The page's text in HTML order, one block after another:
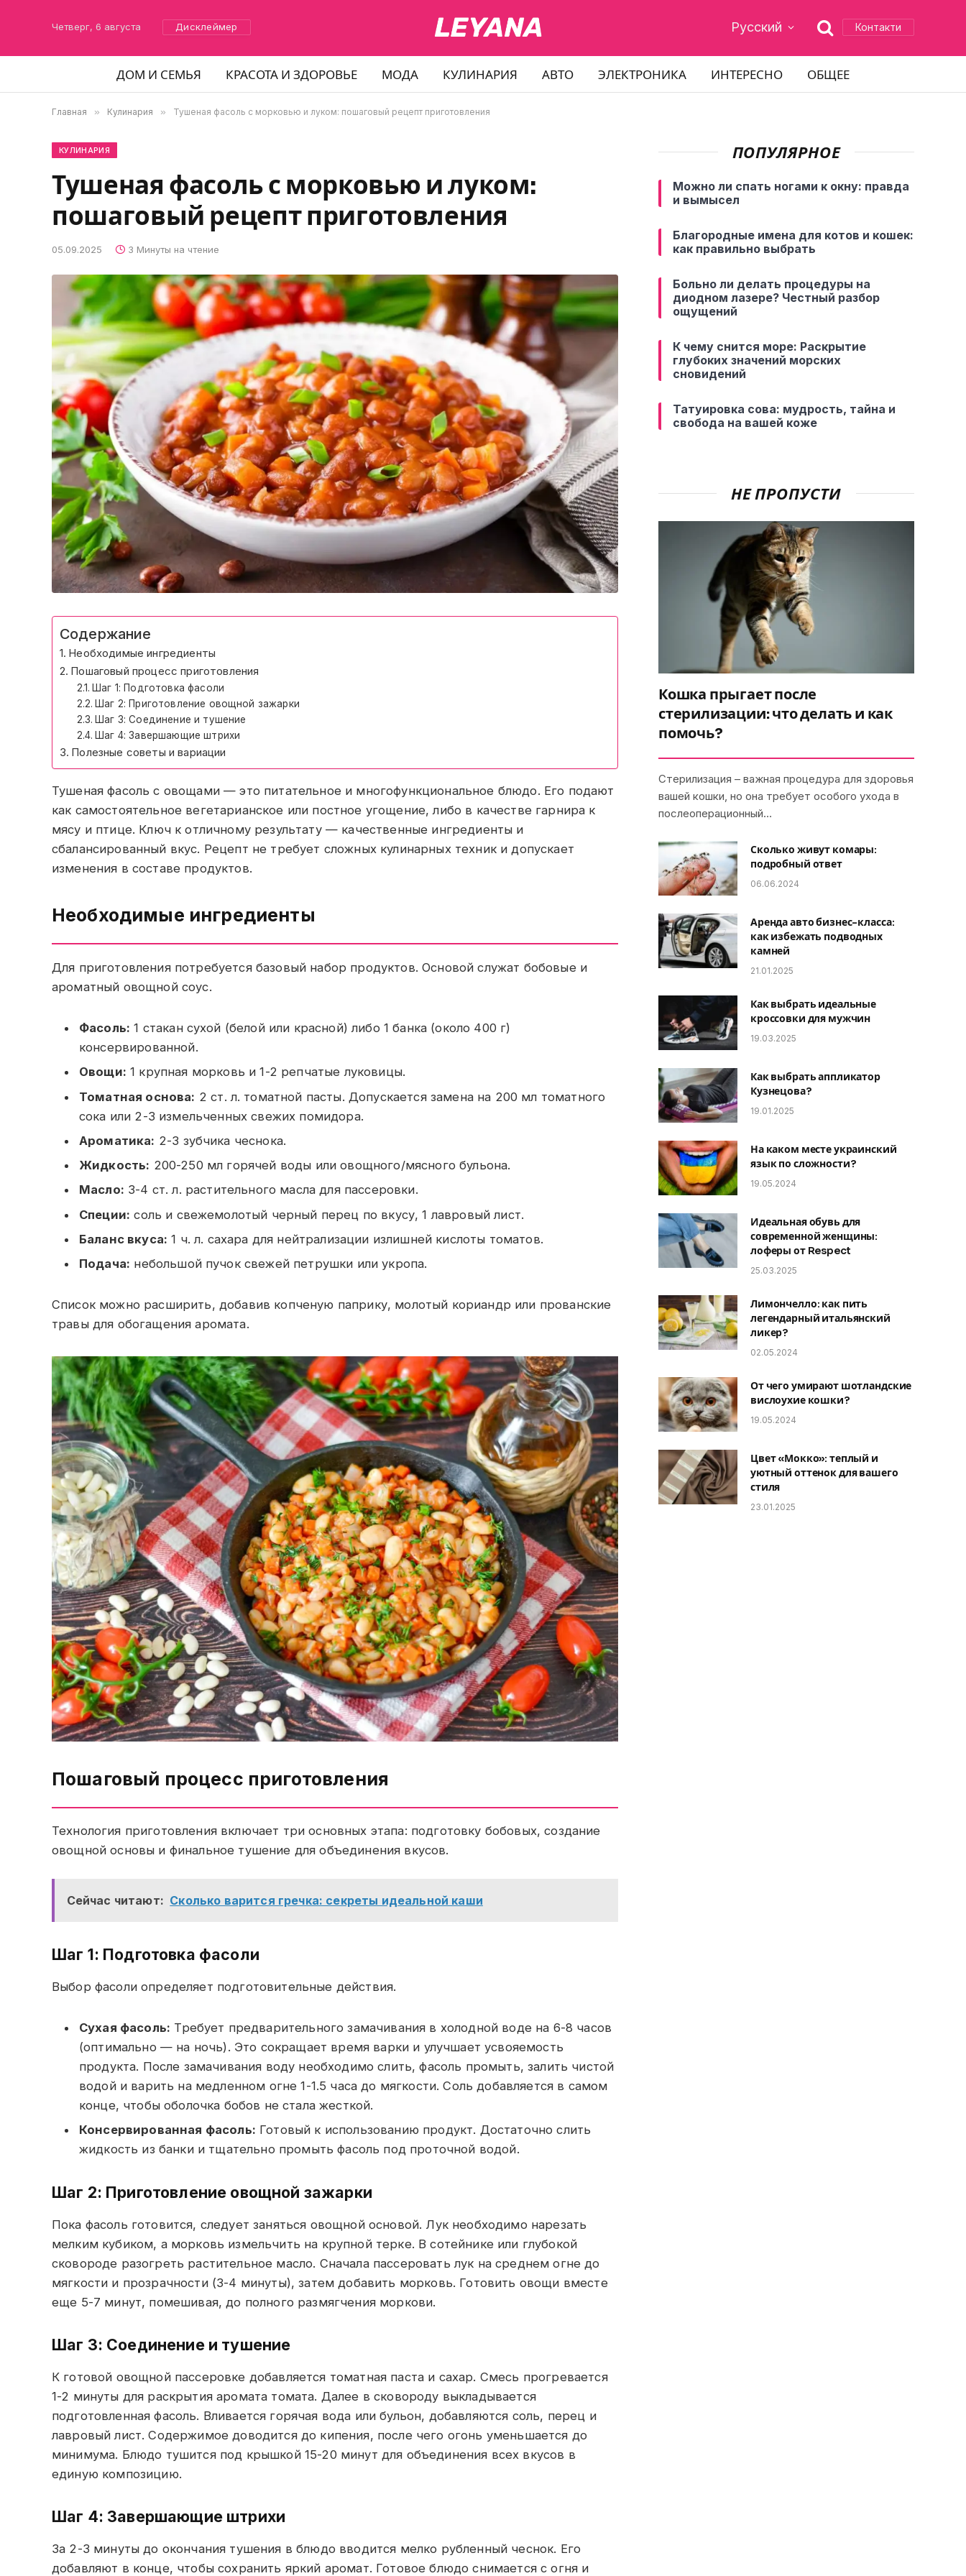
Четверг, 6 августа Дисклеймер Русский Контакти
ДОМ И СЕМЬЯ КРАСОТА И ЗДОРОВЬЕ МОДА КУЛИНАРИЯ АВТО ЭЛЕКТРОНИКА ИНТЕРЕСНО ОБЩЕЕ
Главная » Кулинария » Тушеная фасоль с морковью и луком: пошаговый рецепт приготовления
КУЛИНАРИЯ
Тушеная фасоль с морковью и луком:
пошаговый рецепт приготовления
05.09.2025 3 Минуты на чтение
Содержание
Необходимые ингредиенты
Пошаговый процесс приготовления
Шаг 1: Подготовка фасоли
Шаг 2: Приготовление овощной зажарки
Шаг 3: Соединение и тушение
Шаг 4: Завершающие штрихи
Полезные советы и вариации
Тушеная фасоль с овощами — это питательное и многофункциональное блюдо. Его подают
как самостоятельное вегетарианское или постное угощение, либо в качестве гарнира к
мясу и птице. Ключ к отличному результату — качественные ингредиенты и
сбалансированный вкус. Рецепт не требует сложных кулинарных техник и допускает
изменения в составе продуктов.
Необходимые ингредиенты
Для приготовления потребуется базовый набор продуктов. Основой служат бобовые и
ароматный овощной соус.
Фасоль: 1 стакан сухой (белой или красной) либо 1 банка (около 400 г)
консервированной.
Овощи: 1 крупная морковь и 1-2 репчатые луковицы.
Томатная основа: 2 ст. л. томатной пасты. Допускается замена на 200 мл томатного
сока или 2-3 измельченных свежих помидора.
Ароматика: 2-3 зубчика чеснока.
Жидкость: 200-250 мл горячей воды или овощного/мясного бульона.
Масло: 3-4 ст. л. растительного масла для пассеровки.
Специи: соль и свежемолотый черный перец по вкусу, 1 лавровый лист.
Баланс вкуса: 1 ч. л. сахара для нейтрализации излишней кислоты томатов.
Подача: небольшой пучок свежей петрушки или укропа.
Список можно расширить, добавив копченую паприку, молотый кориандр или прованские
травы для обогащения аромата.
Пошаговый процесс приготовления
Технология приготовления включает три основных этапа: подготовку бобовых, создание
овощной основы и финальное тушение для объединения вкусов.
Сейчас читают: Сколько варится гречка: секреты идеальной каши
Шаг 1: Подготовка фасоли
Выбор фасоли определяет подготовительные действия.
Сухая фасоль: Требует предварительного замачивания в холодной воде на 6-8 часов
(оптимально — на ночь). Это сокращает время варки и улучшает усвояемость
продукта. После замачивания воду необходимо слить, фасоль промыть, залить чистой
водой и варить на медленном огне 1-1.5 часа до мягкости. Соль добавляется в самом
конце, чтобы оболочка бобов не стала жесткой.
Консервированная фасоль: Готовый к использованию продукт. Достаточно слить
жидкость из банки и тщательно промыть фасоль под проточной водой.
Шаг 2: Приготовление овощной зажарки
Пока фасоль готовится, следует заняться овощной основой. Лук необходимо нарезать
мелким кубиком, а морковь измельчить на крупной терке. В сотейнике или глубокой
сковороде разогреть растительное масло. Сначала пассеровать лук на среднем огне до
мягкости и прозрачности (3-4 минуты), затем добавить морковь. Готовить овощи вместе
еще 5-7 минут, помешивая, до полного размягчения моркови.
Шаг 3: Соединение и тушение
К готовой овощной пассеровке добавляется томатная паста и сахар. Смесь прогревается
1-2 минуты для раскрытия аромата томата. Далее в сковороду выкладывается
подготовленная фасоль. Вливается горячая вода или бульон, добавляются соль, перец и
лавровый лист. Содержимое доводится до кипения, после чего огонь уменьшается до
минимума. Блюдо тушится под крышкой 15-20 минут для объединения всех вкусов в
единую композицию.
Шаг 4: Завершающие штрихи
За 2-3 минуты до окончания тушения в блюдо вводится мелко рубленный чеснок. Его
добавляют в конце, чтобы сохранить яркий аромат. Готовое блюдо снимается с огня и
ПОПУЛЯРНОЕ
Можно ли спать ногами к окну: правда
и вымысел
Благородные имена для котов и кошек:
как правильно выбрать
Больно ли делать процедуры на
диодном лазере? Честный разбор
ощущений
К чему снится море: Раскрытие
глубоких значений морских
сновидений
Татуировка сова: мудрость, тайна и
свобода на вашей коже
НЕ ПРОПУСТИ
Кошка прыгает после
стерилизации: что делать и как
помочь?
Стерилизация – важная процедура для здоровья
вашей кошки, но она требует особого ухода в
послеоперационный…
Сколько живут комары:
подробный ответ
06.06.2024
Аренда авто бизнес-класса:
как избежать подводных
камней
21.01.2025
Как выбрать идеальные
кроссовки для мужчин
19.03.2025
Как выбрать аппликатор
Кузнецова?
19.01.2025
На каком месте украинский
язык по сложности?
19.05.2024
Идеальная обувь для
современной женщины:
лоферы от Respect
25.03.2025
Лимончелло: как пить
легендарный итальянский
ликер?
02.05.2024
От чего умирают шотландские
вислоухие кошки?
19.05.2024
Цвет «Мокко»: теплый и
уютный оттенок для вашего
стиля
23.01.2025